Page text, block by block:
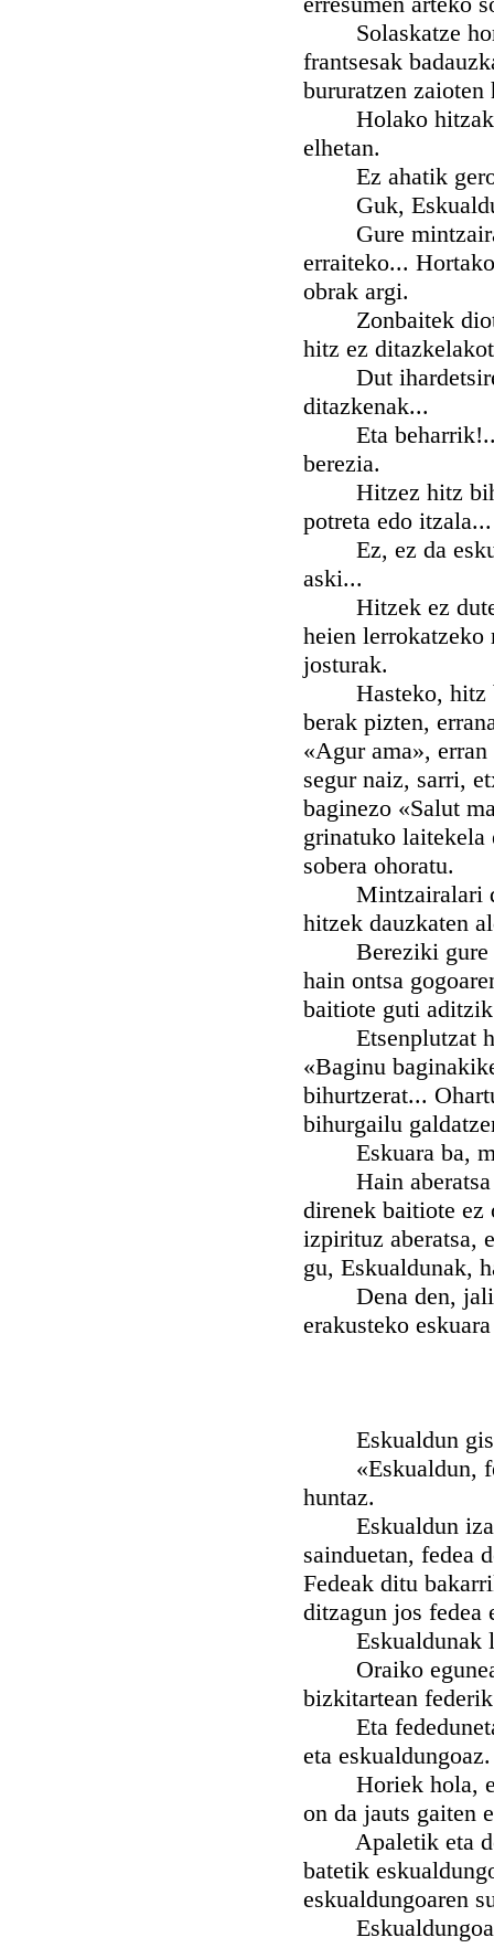
Solaskatze
frantsesak
bururatzen zaioten
Holako hitzak
elhetan.
Ez ahatik
Guk,
Gure mintzairak
erraiteko...
obrak argi.
Zonbaitek
hitz ez
Dut
ditazkenak...
Eta beharrik!...
berezia.
Hitzez hitz bihur
potreta edo
Ez, ez da
aski...
Hitzek ez dute,
heien lerrokatzeko
josturak.
Hasteko, hitz
berak pizten,
«Agur ama»,
segur naiz, sarri,
baginezo «Salut
grinatuko laitekela
sobera ohoratu.
Mintzairalari
hitzek dauzkaten
Bereziki gure
hain ontsa
baitiote guti
Etsenplutzat
«Baginu
bihurtzerat...
bihurgailu
Eskuara ba,
Hain aberatsa
direnek baitiote ez
izpirituz aberatsa,
gu, Eskualdunak,
Dena den, jali
erakusteko
Eskualdun gisa
«Eskualdun,
huntaz.
Eskualdun izan
sainduetan, fedea
Fedeak ditu
ditzagun jos fedea
Eskualdunak
Oraiko egunean
bizkitartean
Eta
eta eskualdungoaz.
Horiek hola, eta
on da jauts gaiten
Apaletik eta
batetik
eskualdungoaren
Eskualdungoak